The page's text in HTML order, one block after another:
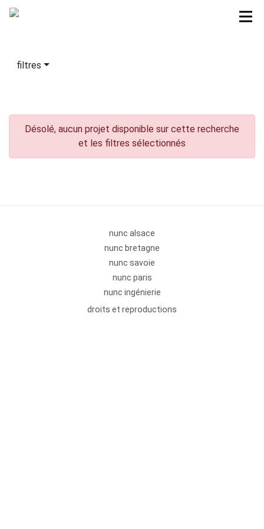
filtres
Désolé, aucun projet disponible sur cette recherche
et les filtres sélectionnés
nunc alsace
nunc bretagne
nunc savoie
nunc paris
nunc ingénierie
droits et reproductions